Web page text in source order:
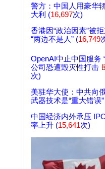
警方：中国人用豪华
大利 (16,697次)
香港因“政治因素”被
“两边不是人” (16,749
OpenAI中止中国服务
公司恐遭毁灭性打击
次)
美驻华大使：中共向
武器技术是“重大错误
中国经济内外承压
率上升 (15,641次)